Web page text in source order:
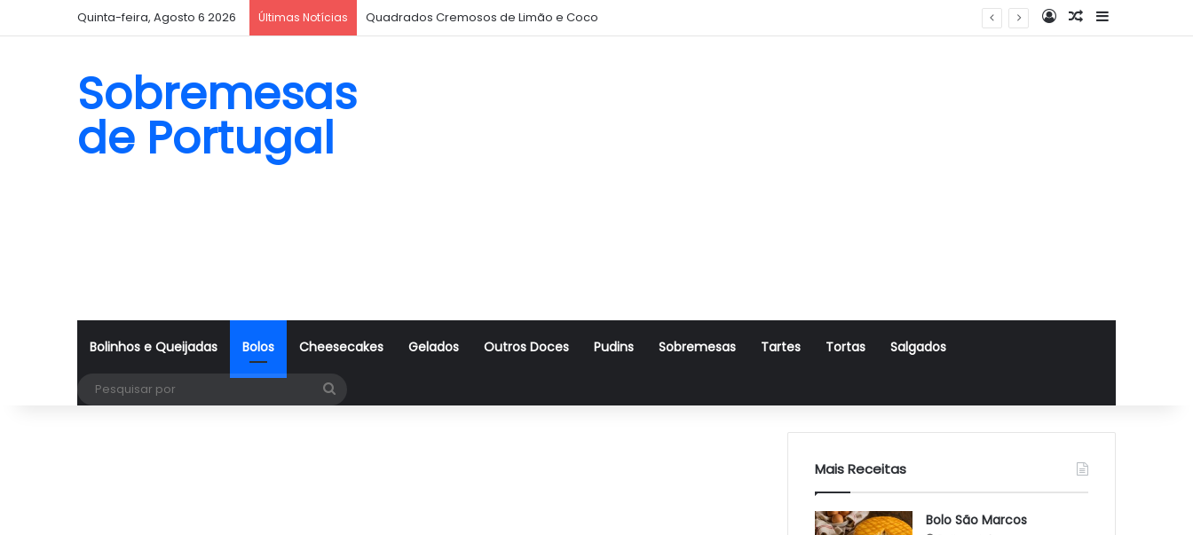
Quinta-feira, Agosto 6 2026 Últimas Notícias Quadrados Cremosos de Limão e Coco Log InArtigo Aleatório
Sidebar
Sobremesas
de Portugal
Bolinhos e Queijadas Bolos Cheesecakes Gelados Outros Doces Pudins Sobremesas Tartes Tortas Salgados
Mais Receitas
Bolo São Marcos